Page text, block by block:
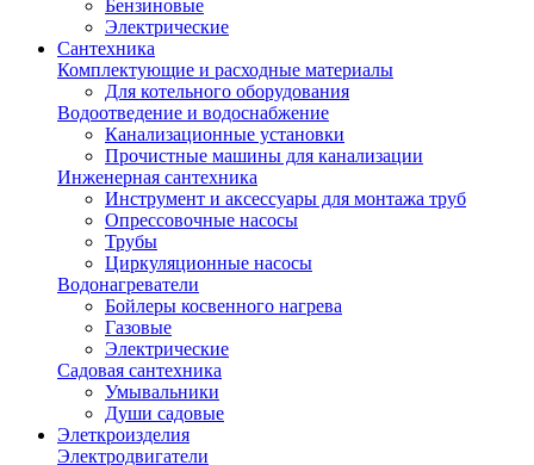
Бензиновые
Электрические
Сантехника
Комплектующие и расходные материалы
Для котельного оборудования
Водоотведение и водоснабжение
Канализационные установки
Прочистные машины для канализации
Инженерная сантехника
Инструмент и аксессуары для монтажа труб
Опрессовочные насосы
Трубы
Циркуляционные насосы
Водонагреватели
Бойлеры косвенного нагрева
Газовые
Электрические
Садовая сантехника
Умывальники
Души садовые
Элеткроизделия
Электродвигатели